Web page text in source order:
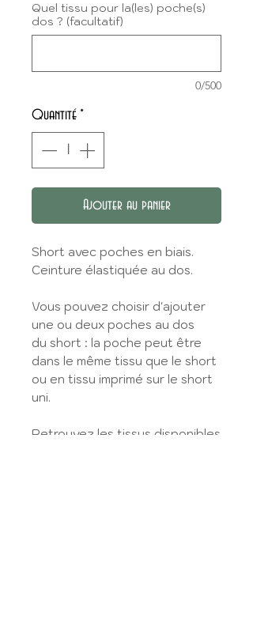
Quel tissu pour la(les) poche(s)
dos ? (facultatif)
0/500
Quantité *
Ajouter au panier
Short avec poches en biais.
Ceinture élastiquée au dos.
Vous pouvez choisir d'ajouter
une ou deux poches au dos
du short : la poche peut être
dans le même tissu que le short
ou en tissu imprimé sur le short
uni.
Retrouvez les tissus disponibles